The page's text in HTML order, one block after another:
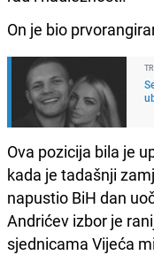
On je bio
Ova pozicija bila je
kada je tadašnji
napustio BiH dan
Andrićev izbor je
sjednicama Vijeća